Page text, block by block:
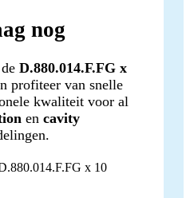
nog
D.880.014.F.FG x
profiteer van snelle
kwaliteit voor al
en cavity
x 10